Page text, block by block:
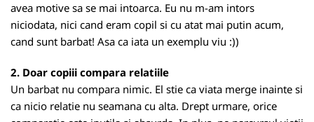
avea motive sa se mai intoarca. Eu nu m-am intors
niciodata, nici cand eram copil si cu atat mai putin acum,
cand sunt barbat! Asa ca iata un exemplu viu :))
2. Doar copiii compara relatiile
Un barbat nu compara nimic. El stie ca viata merge inainte si
ca nicio relatie nu seamana cu alta. Drept urmare, orice